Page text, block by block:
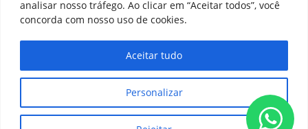
analisar nosso tráfego. Ao clicar em “Aceitar todos”, você
concorda com nosso uso de cookies.
Personalizar
Aceitar tudo
(11) 4858-9900
Segunda à Sexta